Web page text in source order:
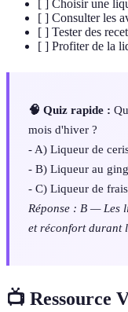
[ ] Choisir une
[ ] Consulter les
[ ] Tester des
[ ] Profiter de la
🧠 Quiz rapide :
mois d'hiver ?
- A) Liqueur de
- B) Liqueur au
- C) Liqueur de
Réponse : B — Les
et réconfort durant
📺 Ressource